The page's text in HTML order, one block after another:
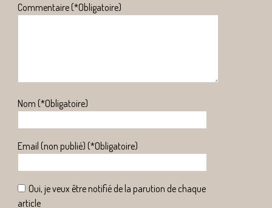
Commentaire (*Obligatoire)
Nom (*Obligatoire)
Email (non publié) (*Obligatoire)
Oui, je veux être notifié de la parution de chaque
article